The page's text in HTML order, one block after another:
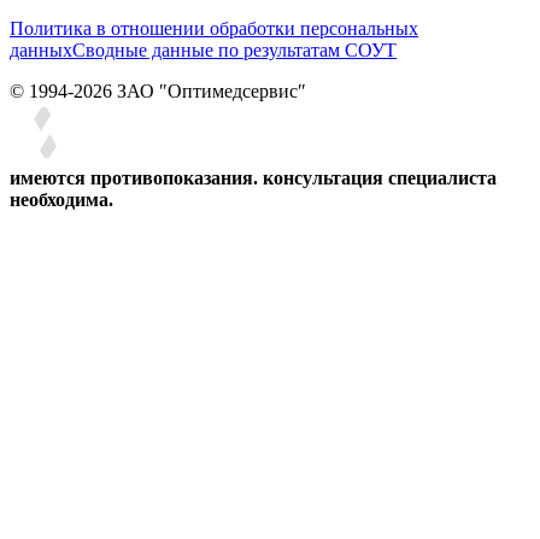
Политика в отношении обработки персональных
данныхСводные данные по результатам СОУТ
© 1994-2026 ЗАО ″Оптимедсервис″
имеются противопоказания. консультация специалиста
необходима.